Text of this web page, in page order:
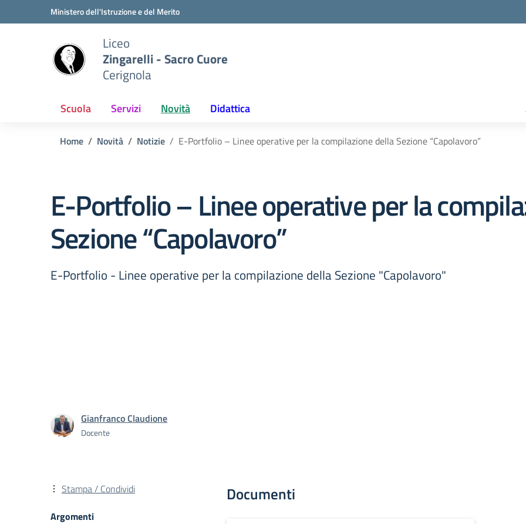
Vai ai contenuti
Vai al menu di navigazioneMinistero dell'Istruzione e del Merito
Liceo
Zingarelli - Sacro Cuore
Cerignola
Scuola Servizi Novità Didattica
Home Novità Notizie E-Portfolio – Linee operative per la compilazione della Sezione “Capolavoro”
E-Portfolio – Linee operative per la
Sezione “Capolavoro”
E-Portfolio - Linee operative per la compilazione della Sezione "Capolavoro"
Gianfranco Claudione
Docente
Documenti
Stampa / Condividi
Argomenti